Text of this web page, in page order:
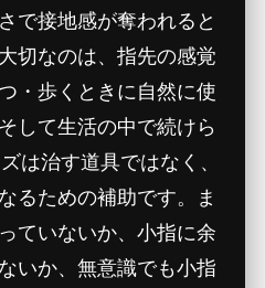
で接地感が奪われると
切なのは、指先の感覚
・歩くときに自然に使
して生活の中で続けら
は治す道具ではなく、
るための補助です。ま
ていないか、小指に余
いか、無意識でも小指